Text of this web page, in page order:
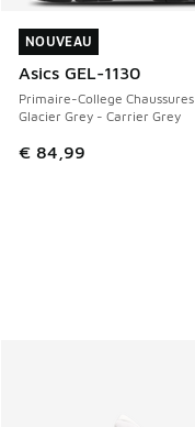
NOUVEAU
Asics GEL-1130
Primaire-College Chaussures
Glacier Grey - Carrier Grey
€ 84,99
NOUVEAU